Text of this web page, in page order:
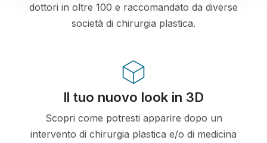
dottori in oltre 100 e raccomandato da diverse
società di chirurgia plastica.
Il tuo nuovo look in 3D
Scopri come potresti apparire dopo un
intervento di chirurgia plastica e/o di medicina